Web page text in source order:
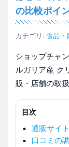
の比較ポイ
カテゴリ: 食品・
ショップチャ
ルガリア産 ク
販・店舗の取
目次
通販サイ
口コミの